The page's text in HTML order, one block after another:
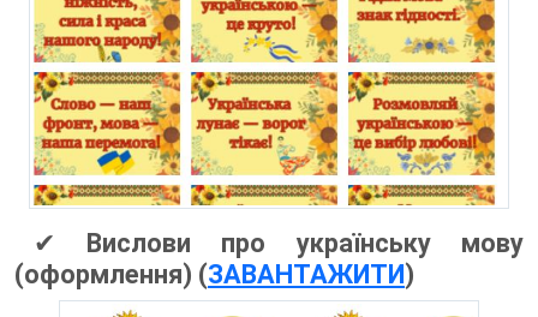
✔ Вислови про українську мову
(оформлення) (ЗАВАНТАЖИТИ)